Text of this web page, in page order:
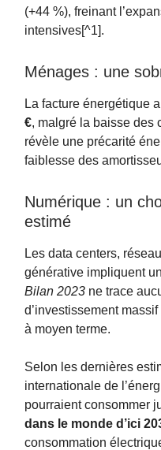
(+44 %), freinant
intensives[^1].
Ménages : une
La facture énergétique
€, malgré la baisse des
révèle une précarité
faiblesse des
Numérique : un
estimé
Les data centers,
générative impliquent
Bilan 2023 ne trace
d’investissement
à moyen terme.
Selon les dernières
internationale de
pourraient consommer
dans le monde d’ici
consommation